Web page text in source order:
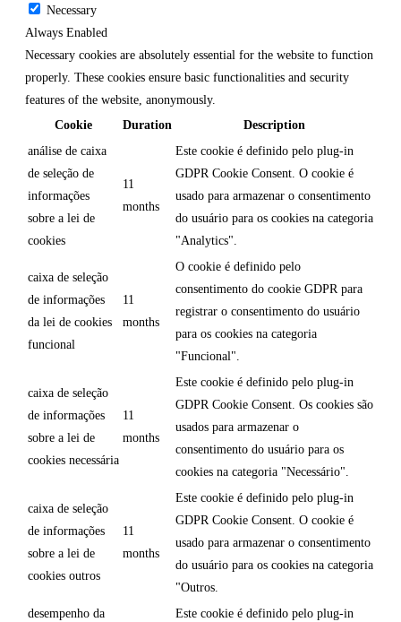
Necessary
Always Enabled
Necessary cookies are absolutely essential for the website to function
properly. These cookies ensure basic functionalities and security
features of the website, anonymously.
Cookie
Duration
Description
análise de caixa
de seleção de
informações
sobre a lei de
cookies
11
months
Este cookie é definido pelo plug-in
GDPR Cookie Consent. O cookie é
usado para armazenar o consentimento
do usuário para os cookies na categoria
"Analytics".
caixa de seleção
de informações
da lei de cookies
funcional
11
months
O cookie é definido pelo
consentimento do cookie GDPR para
registrar o consentimento do usuário
para os cookies na categoria
"Funcional".
caixa de seleção
de informações
sobre a lei de
cookies necessária
11
months
Este cookie é definido pelo plug-in
GDPR Cookie Consent. Os cookies são
usados para armazenar o
consentimento do usuário para os
cookies na categoria "Necessário".
caixa de seleção
de informações
sobre a lei de
cookies outros
11
months
Este cookie é definido pelo plug-in
GDPR Cookie Consent. O cookie é
usado para armazenar o consentimento
do usuário para os cookies na categoria
"Outros.
desempenho da
Este cookie é definido pelo plug-in